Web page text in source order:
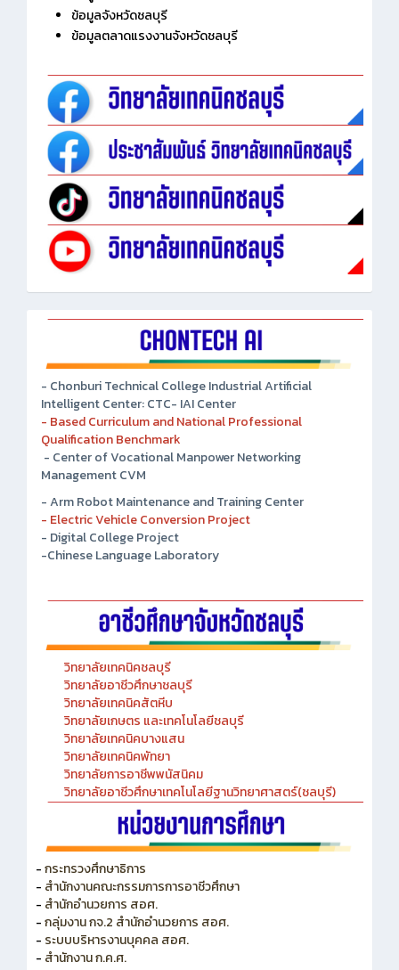
ข้อมูลอาคารสถานที่
ข้อมูลจังหวัดชลบุรี
- Chonburi Technical College Industrial Artificial
Intelligent Center: CTC- IAI Center
- Based Curriculum and National Professional
Qualification Benchmark
- Center of Vocational Manpower Networking
Management CVM
- Arm Robot Maintenance and Training Center
- Electric Vehicle Conversion Project
- Digital College Project
วิทยาลัยเทคนิคชลบุรี
วิทยาลัยอาชีวศึกษาชลบุรี
วิทยาลัยเทคนิคสัตหีบ
วิทยาลัยเกษตร และเทคโนโลยีชลบุรี
วิทยาลัยเทคนิคบางแสน
วิทยาลัยเทคนิคพัทยา
วิทยาลัยการอาชีพพนัสนิคม
วิทยาลัยอาชีวศึกษาเทคโนโลยีฐานวิทยาศาสตร์(ชลบุรี)
- กระทรวงศึกษาธิการ
- สำนักงานคณะกรรมการการอาชีวศึกษา
- สำนักอำนวยการ สอศ.
- กลุ่มงาน กจ.2 สำนักอำนวยการ สอศ.
- ระบบบริหารงานบุคคล สอศ.